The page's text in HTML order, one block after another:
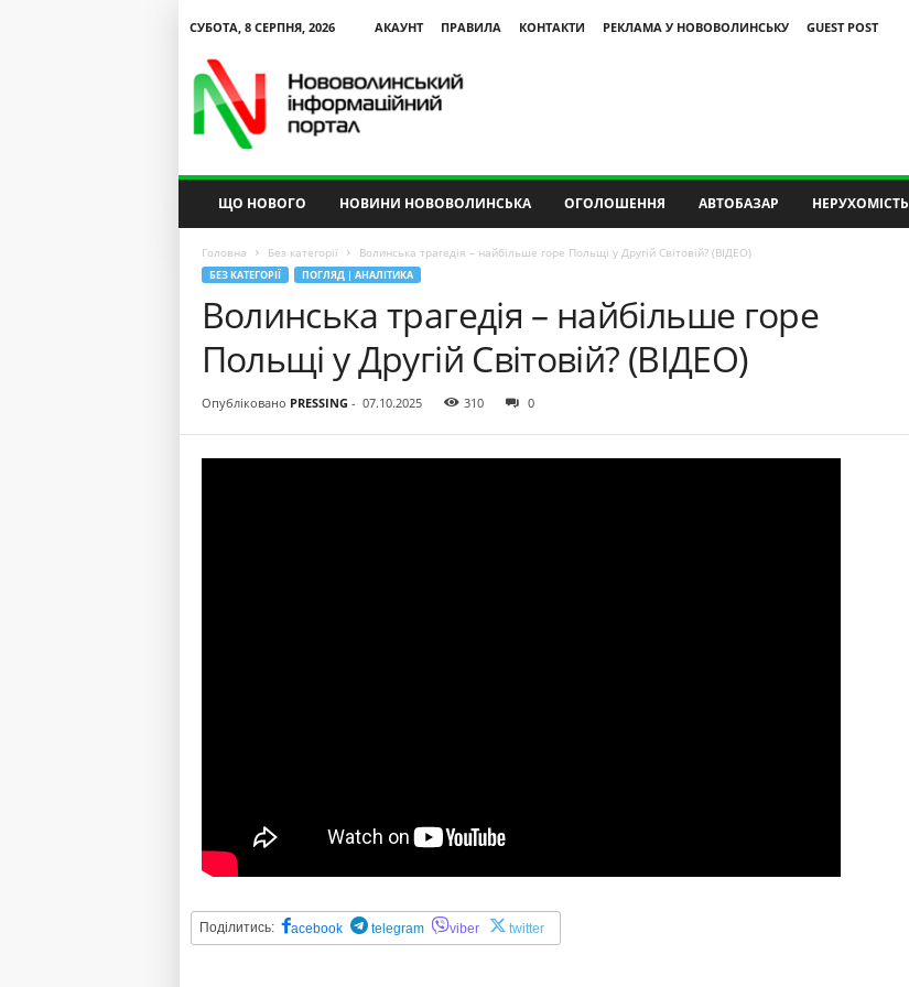
СУБОТА, 8 СЕРПНЯ, 2026 АКАУНТ ПРАВИЛА КОНТАКТИ РЕКЛАМА У НОВОВОЛИНСЬКУ
GUEST POST
ЩО НОВОГО НОВИНИ НОВОВОЛИНСЬКА ОГОЛОШЕННЯ АВТОБАЗАР НЕРУХОМІСТЬ
Головна Без категорії Волинська трагедія – найбільше горе Польщі у Другій Світовій? (ВІДЕО)
БЕЗ КАТЕГОРІЇ ПОГЛЯД | АНАЛІТИКА
Волинська трагедія – найбільше горе
Польщі у Другій Світовій? (ВІДЕО)
Опубліковано PRESSING - 07.10.2025 310 0
Поділитись: acebook telegram viber twitter